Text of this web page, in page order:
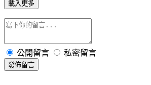
載入更多
公開留言 私密留言
發佈留言